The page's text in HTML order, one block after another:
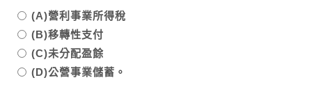
(A)營利事業所得稅
(B)移轉性支付
(C)未分配盈餘
(D)公營事業儲蓄。